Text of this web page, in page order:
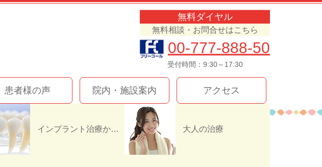
無料ダイヤル
無料相談・お問合せはこちら
00-777-888-50
受付時間：9:30～17:30
インプラント治療か入れ歯（義歯）どっちを選ぶ！？ 大人の治療
患者様の声 院内・施設案内 アクセス
E88534FE8C91